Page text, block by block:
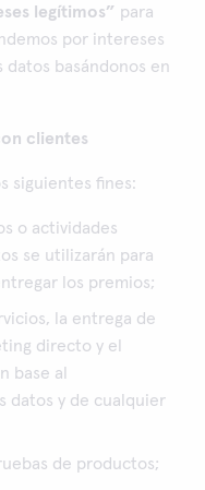
legítimos” para
por intereses
datos basándonos en
clientes
siguientes fines:
o actividades
se utilizarán para
los premios;
la entrega de
directo y el
base al
datos y de cualquier
de productos;